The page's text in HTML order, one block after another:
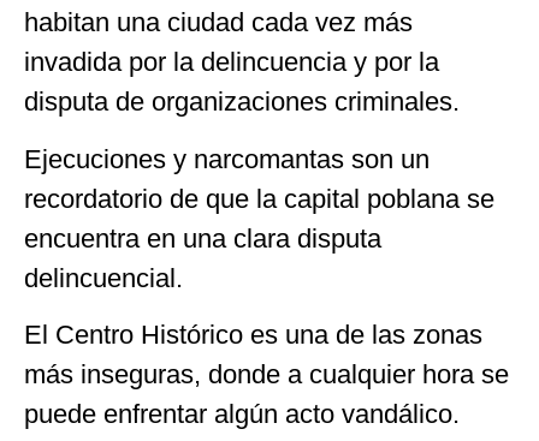
habitan una ciudad cada vez más
invadida por la delincuencia y por la
disputa de organizaciones criminales.
Ejecuciones y narcomantas son un
recordatorio de que la capital poblana se
encuentra en una clara disputa
delincuencial.
El Centro Histórico es una de las zonas
más inseguras, donde a cualquier hora se
puede enfrentar algún acto vandálico.